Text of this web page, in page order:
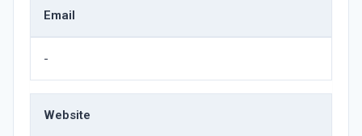
Email
-
Website